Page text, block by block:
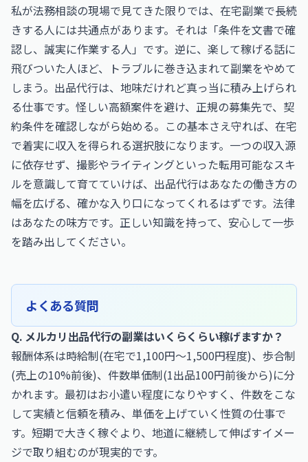
私が法務相談の現場で見てきた限りでは、在宅副業で長続
きする人には共通点があります。それは「条件を文書で確
認し、誠実に作業する人」です。逆に、楽して稼げる話に
飛びついた人ほど、トラブルに巻き込まれて副業をやめて
しまう。出品代行は、地味だけれど真っ当に積み上げられ
る仕事です。怪しい高額案件を避け、正規の募集先で、契
約条件を確認しながら始める。この基本さえ守れば、在宅
で着実に収入を得られる選択肢になります。一つの収入源
に依存せず、撮影やライティングといった転用可能なスキ
ルを意識して育てていけば、出品代行はあなたの働き方の
幅を広げる、確かな入り口になってくれるはずです。法律
はあなたの味方です。正しい知識を持って、安心して一歩
を踏み出してください。
よくある質問
Q. メルカリ出品代行の副業はいくらくらい稼げますか？
報酬体系は時給制(在宅で1,100円〜1,500円程度)、歩合制
(売上の10%前後)、件数単価制(1出品100円前後から)に分
かれます。最初はお小遣い程度になりやすく、件数をこな
して実績と信頼を積み、単価を上げていく性質の仕事で
す。短期で大きく稼ぐより、地道に継続して伸ばすイメー
ジで取り組むのが現実的です。